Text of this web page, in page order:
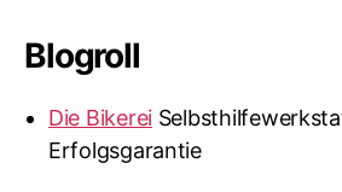
Blogroll
Die Bikerei
Erfolgsgarantie